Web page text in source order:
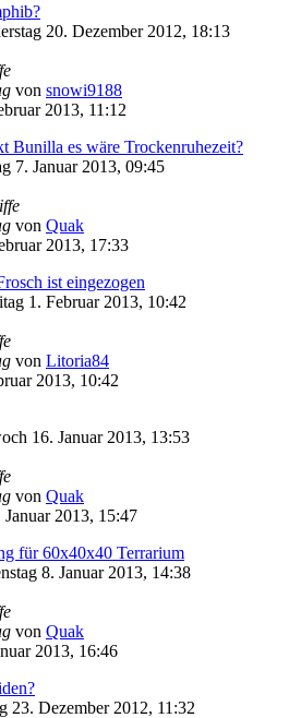
20. Dezember 2012, 18:13
von snowi9188
2013, 11:12
Bunilla es wäre Trockenruhezeit?
7. Januar 2013, 09:45
von Quak
2013, 17:33
ist eingezogen
1. Februar 2013, 10:42
von Litoria84
2013, 10:42
16. Januar 2013, 13:53
von Quak
2013, 15:47
für 60x40x40 Terrarium
8. Januar 2013, 14:38
von Quak
2013, 16:46
23. Dezember 2012, 11:32